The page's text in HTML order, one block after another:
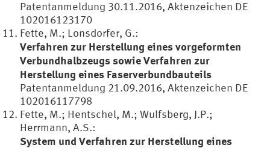
Patentanmeldung 30.11.2016, Aktenzeichen DE
102016123170
Fette, M.; Lonsdorfer, G.:
Verfahren zur Herstellung eines vorgeformten
Verbundhalbzeugs sowie Verfahren zur
Herstellung eines Faserverbundbauteils
Patentanmeldung 21.09.2016, Aktenzeichen DE
102016117798
Fette, M.; Hentschel, M.; Wulfsberg, J.P.;
Herrmann, A.S.:
System und Verfahren zur Herstellung eines